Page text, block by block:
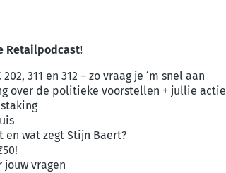
Retailpodcast!
311 en 312 – zo vraag je ‘m snel aan
over de politieke voorstellen + jullie actie
en wat zegt Stijn Baert?
jouw vragen